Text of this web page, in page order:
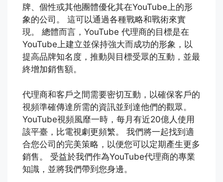
牌、個性或其他團體優化其在YouTube上的形
象的公司。 這可以通過各種戰略和戰術來實
現。 總體而言，YouTube 代理商的目標是在
YouTube上建立並保持強大而成功的形象，以
提高品牌知名度，推動與目標受眾的互動，並最
終增加銷售額。
代理商和客戶之間需要密切互動，以確保客戶的
視頻準確傳達所需的資訊並到達他們的觀眾。
YouTube視頻風靡一時，每月有近20億人使用
該平臺，比電視劇更頻繁。 我們將一起找到適
合您公司的完美策略，以便您可以定期產生更多
銷售。 受益於我們作為YouTube代理商的專業
知識，並將我們帶到您身邊。